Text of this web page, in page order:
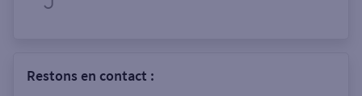
Restons en contact :